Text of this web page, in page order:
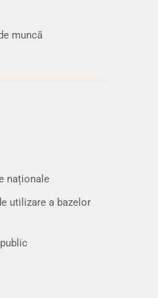
muncă
naționale
utilizare a bazelor